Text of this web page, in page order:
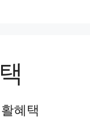
혜택